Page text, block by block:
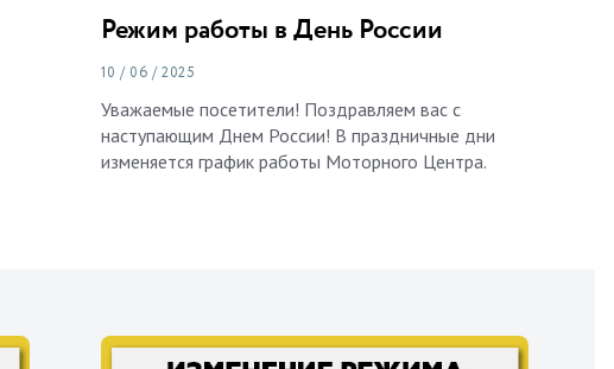
Режим работы в День России
10 / 06 / 2025
Уважаемые посетители! Поздравляем вас с
наступающим Днем России! В праздничные дни
изменяется график работы Моторного Центра.